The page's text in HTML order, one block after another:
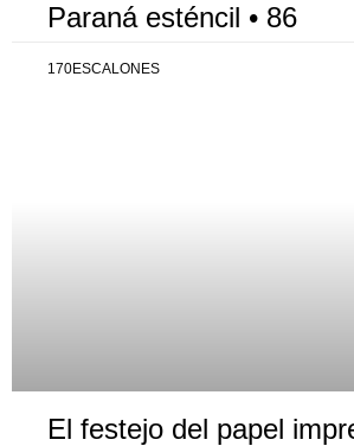
Paraná esténcil • 86
170ESCALONES
El festejo del papel